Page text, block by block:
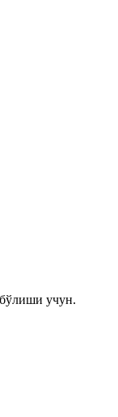
учун.